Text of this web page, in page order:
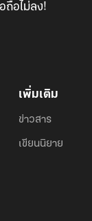
ถือไม่ลง!
เพิ่มเติม
ข่าวสาร
เขียนนิยาย